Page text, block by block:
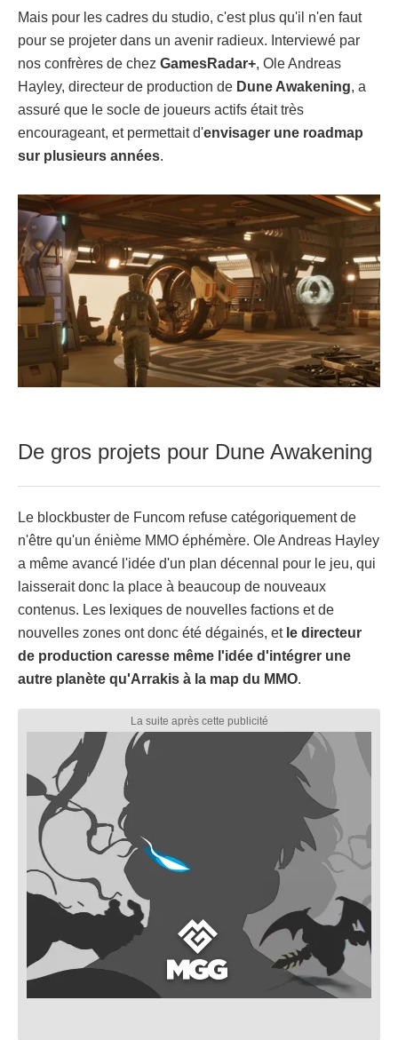
Mais pour les cadres du studio, c'est plus qu'il n'en faut
pour se projeter dans un avenir radieux. Interviewé par
nos confrères de chez GamesRadar+, Ole Andreas
Hayley, directeur de production de Dune Awakening, a
assuré que le socle de joueurs actifs était très
encourageant, et permettait d'envisager une roadmap
sur plusieurs années.
De gros projets pour Dune Awakening
Le blockbuster de Funcom refuse catégoriquement de
n'être qu'un énième MMO éphémère. Ole Andreas Hayley
a même avancé l'idée d'un plan décennal pour le jeu, qui
laisserait donc la place à beaucoup de nouveaux
contenus. Les lexiques de nouvelles factions et de
nouvelles zones ont donc été dégainés, et le directeur
de production caresse même l'idée d'intégrer une
autre planète qu'Arrakis à la map du MMO.